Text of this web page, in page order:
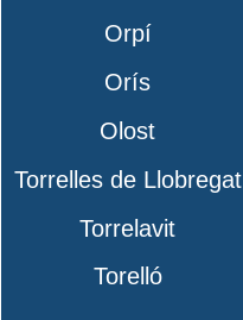
Orpí
Orís
Olost
Torrelles de Llobregat
Torrelavit
Torelló